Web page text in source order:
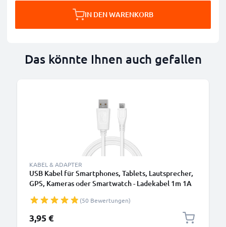
IN DEN WARENKORB
Das könnte Ihnen auch gefallen
KABEL & ADAPTER
USB Kabel für Smartphones, Tablets, Lautsprecher,
GPS, Kameras oder Smartwatch - Ladekabel 1m 1A
(50 Bewertungen)
3,95 €